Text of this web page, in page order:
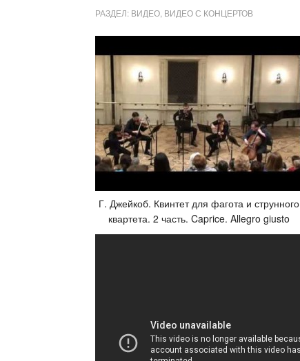
РАЗДЕЛ: ВИДЕО ВИДЕО С КОНЦЕРТОВ
Г. Джейкоб. Квинтет для фагота и струнного
квартета. 2 часть. Caprice. Allegro giusto